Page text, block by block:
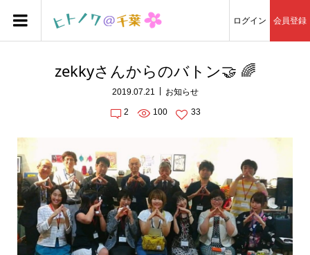
ログイン 会員登録
zekkyさんからのバトン🤝 🌈
2019.07.21 お知らせ
2 100 33